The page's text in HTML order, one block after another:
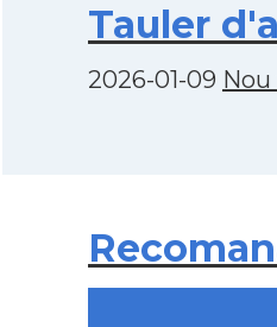
Tauler
2026-01-09